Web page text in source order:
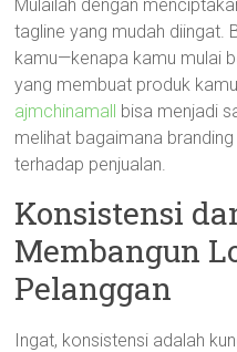
Mulailah dengan
tagline yang mudah diingat.
kamu—kenapa kamu mulai
yang membuat produk
ajmchinamall bisa menjadi
melihat bagaimana
terhadap penjualan.
Konsistensi
Membangun
Pelanggan
Ingat, konsistensi adalah